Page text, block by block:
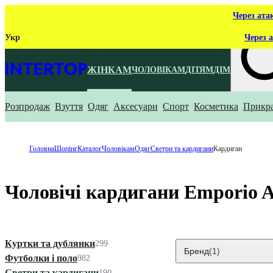
Через
Укр Через
ЖІНКАМЧОЛОВІКАМДІТЯМДІМ
Що ти
Розпродаж Взуття Одяг Аксесуари Спорт Косметика
ГоловнаШопінгКаталогЧоловікамОдягСветри та кардиганиКардиган
Чоловічі кардигани Emporio
Куртки та дублянки299
Футболки і поло982
Бренд(1)